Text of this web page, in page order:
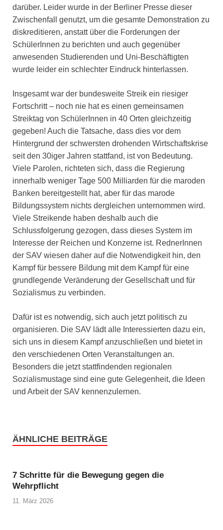
darüber. Leider wurde in der Berliner Presse dieser
Zwischenfall genutzt, um die gesamte Demonstration zu
diskreditieren, anstatt über die Forderungen der
SchülerInnen zu berichten und auch gegenüber
anwesenden Studierenden und Uni-Beschäftigten
wurde leider ein schlechter Eindruck hinterlassen.
Insgesamt war der bundesweite Streik ein riesiger
Fortschritt – noch nie hat es einen gemeinsamen
Streiktag von SchülerInnen in 40 Orten gleichzeitig
gegeben! Auch die Tatsache, dass dies vor dem
Hintergrund der schwersten drohenden Wirtschaftskrise
seit den 30iger Jahren stattfand, ist von Bedeutung.
Viele Parolen, richteten sich, dass die Regierung
innerhalb weniger Tage 500 Milliarden für die maroden
Banken bereitgestellt hat, aber für das marode
Bildungssystem nichts dergleichen unternommen wird.
Viele Streikende haben deshalb auch die
Schlussfolgerung gezogen, dass dieses System im
Interesse der Reichen und Konzerne ist. RednerInnen
der SAV wiesen daher auf die Notwendigkeit hin, den
Kampf für bessere Bildung mit dem Kampf für eine
grundlegende Veränderung der Gesellschaft und für
Sozialismus zu verbinden.
Dafür ist es notwendig, sich auch jetzt politisch zu
organisieren. Die SAV lädt alle Interessierten dazu ein,
sich uns in diesem Kampf anzuschließen und bietet in
den verschiedenen Orten Veranstaltungen an.
Besonders die jetzt stattfindenden regionalen
Sozialismustage sind eine gute Gelegenheit, die Ideen
und Arbeit der SAV kennenzulernen.
ÄHNLICHE BEITRÄGE
7 Schritte für die Bewegung gegen die
Wehrpflicht
11. März 2026